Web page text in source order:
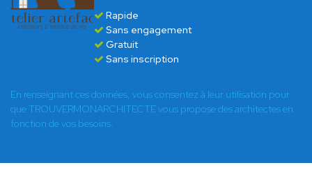
Rapide
Sans engagement
Gratuit
Sans inscription
En renseignant ces données, vous consentez à leur utilisation pour
que TROUVERMONARCHITECTE vous propose des architectes en
fonction de vos besoins.